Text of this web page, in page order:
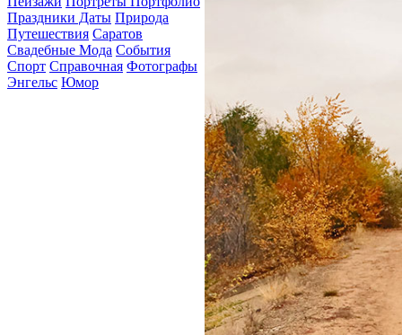
Праздники Даты Природа
Путешествия Саратов
Свадебные Мода События
Спорт Справочная Фотографы
Энгельс Юмор